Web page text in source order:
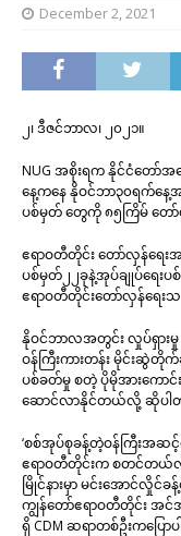
December 2, 2021
၂၊ ဒီဇင်ဘာလ၊ ၂၀၂၁။
NUG အစိုးရက နိုင်ငံတော်
နေ့ကနေ နိုဝင်ဘာ၃၀ရက်န
ပစ်မှတ် တွေကို ၈၅ကြိမ် တ
ဧရာဝတီတိုင်း တော်လှန်ရေးအ
ပစ်မှတ်၂၂ခုနဲ့အုပ်ချုပ်ရေ
ဧရာဝတီတိုင်းတော်လှန်ရေး
နိုဝင်ဘာလအတွင်း လှုပ်ရှားမှု
ဝန်ကြီးကားတန်း မိုင်းဆွဲတို
ပစ်ခတ်မှု စတဲ့ ပိုမိုအားကေ
ဆောင်လာနိုင်တယ်လို့ ဆိုပါ
‘စစ်အုပ်စုခန့်တဲ့ဝန်ကြီးအ
ဧရာဝတီတိုင်းက စတင်တယ်
မြိုင်နားမှာ မင်းအောင်လှိုင်
ကျွန်တော်ဧရာဝတီတိုင်း အ
ရှိ CDM ဆရာတစ်ဦးကပြော